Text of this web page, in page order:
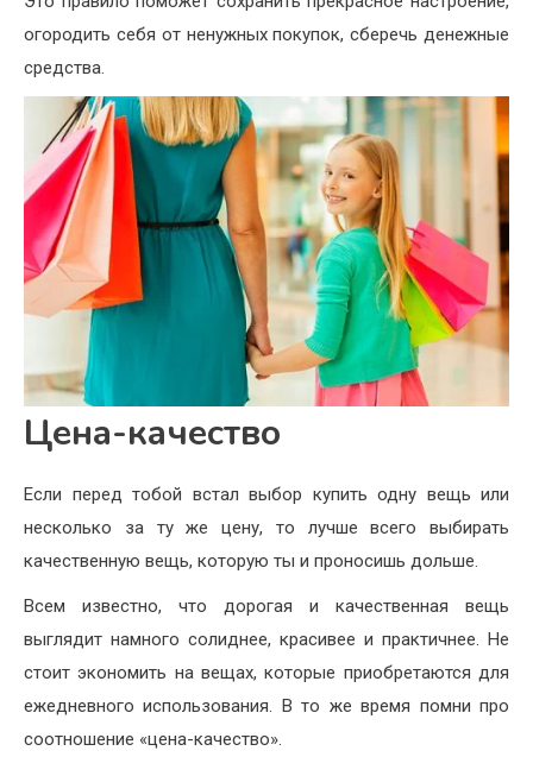
огородить себя от ненужных покупок, сберечь денежные
средства.
Цена-качество
Если перед тобой встал выбор купить одну вещь или
несколько за ту же цену, то лучше всего выбирать
качественную вещь, которую ты и проносишь дольше.
Всем известно, что дорогая и качественная вещь
выглядит намного солиднее, красивее и практичнее. Не
стоит экономить на вещах, которые приобретаются для
ежедневного использования. В то же время помни про
соотношение «цена-качество».